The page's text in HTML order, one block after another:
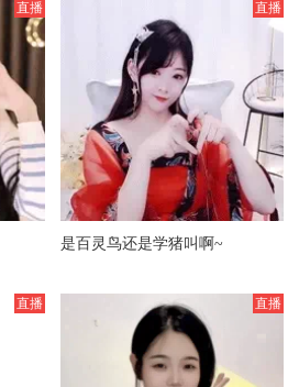
是百灵鸟还是学猪叫啊~